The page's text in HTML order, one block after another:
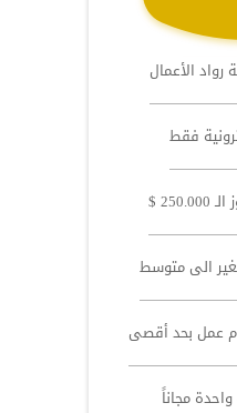
رواد الأعمال
فقط
$
الى متوسط
مجاناً